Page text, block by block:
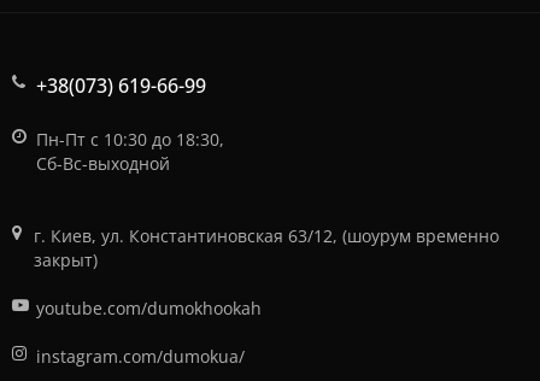
+38(073) 619-66-99
Пн-Пт с 10:30 до 18:30,
Сб-Вс-выходной
г. Киев, ул. Константиновская 63/12, (шоурум временно
закрыт)
youtube.com/dumokhookah
instagram.com/dumokua/